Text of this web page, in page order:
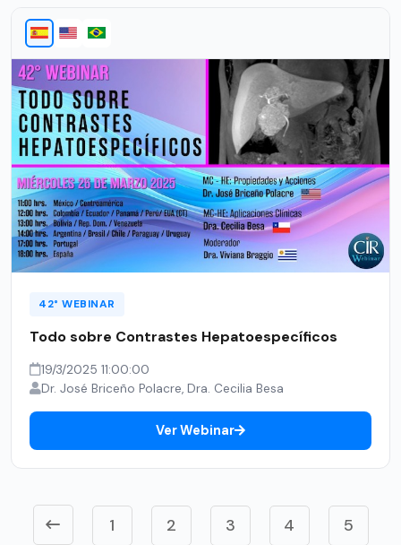
42° WEBINAR
Todo sobre Contrastes Hepatoespecíficos
19/3/2025 11:00:00
Dr. José Briceño Polacre, Dra. Cecilia Besa
Ver Webinar
1 2 3 4
5